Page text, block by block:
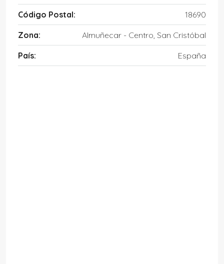
Código Postal: 18690
Zona: Almuñecar - Centro, San Cristóbal
País: España